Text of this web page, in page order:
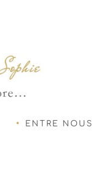
ENTRE NOUS